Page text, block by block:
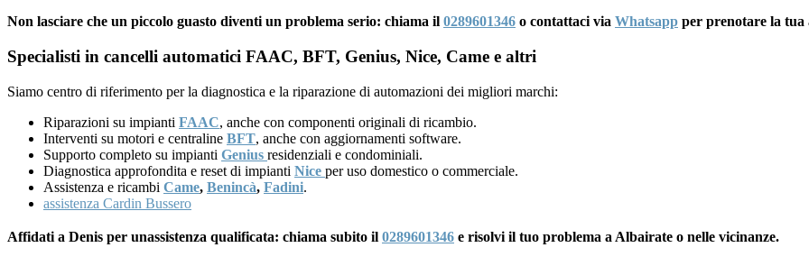
Non lasciare che un piccolo guasto diventi un problema serio: chiama il 0289601346 o contattaci via Whatsapp per prenotare la tua
Specialisti in cancelli automatici FAAC, BFT, Genius, Nice, Came e altri
Siamo centro di riferimento per la diagnostica e la riparazione di automazioni dei migliori marchi:
Riparazioni su impianti FAAC, anche con componenti originali di ricambio.
Interventi su motori e centraline BFT, anche con aggiornamenti software.
Supporto completo su impianti Genius residenziali e condominiali.
Diagnostica approfondita e reset di impianti Nice per uso domestico o commerciale.
Assistenza e ricambi Came, Benincà, Fadini.
assistenza Cardin Bussero
Affidati a Denis per unassistenza qualificata: chiama subito il 0289601346 e risolvi il tuo problema a Albairate o nelle vicinanze.